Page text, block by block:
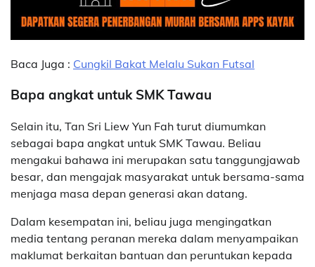
Baca Juga : Cungkil Bakat Melalu Sukan Futsal
Bapa angkat untuk SMK Tawau
Selain itu, Tan Sri Liew Yun Fah turut diumumkan
sebagai bapa angkat untuk SMK Tawau. Beliau
mengakui bahawa ini merupakan satu tanggungjawab
besar, dan mengajak masyarakat untuk bersama-sama
menjaga masa depan generasi akan datang.
Dalam kesempatan ini, beliau juga mengingatkan
media tentang peranan mereka dalam menyampaikan
maklumat berkaitan bantuan dan peruntukan kepada